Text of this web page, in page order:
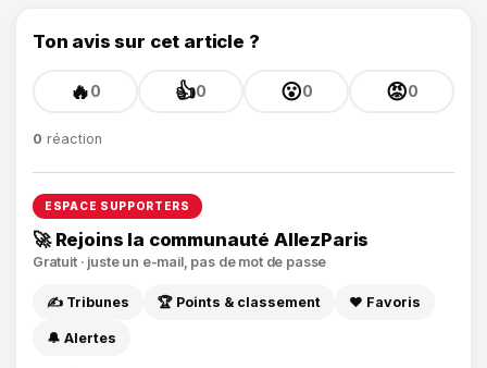
Ton avis sur cet article ?
🔥0 👍0 😮0 😡0
0 réaction
ESPACE SUPPORTERS
🚀 Rejoins la communauté AllezParis
Gratuit · juste un e-mail, pas de mot de passe
✍️ Tribunes 🏆 Points & classement ❤️ Favoris
🔔 Alertes